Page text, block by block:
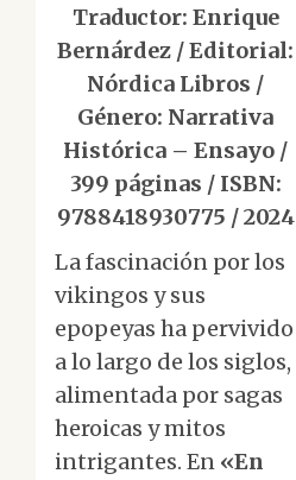
Traductor: Enrique
Bernárdez / Editorial:
Nórdica Libros /
Género: Narrativa
Histórica – Ensayo /
399 páginas / ISBN:
9788418930775 / 2024
La fascinación por los
vikingos y sus
epopeyas ha pervivido
a lo largo de los siglos,
alimentada por sagas
heroicas y mitos
intrigantes. En «En